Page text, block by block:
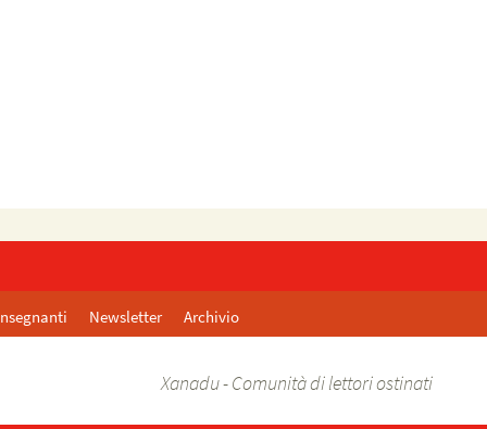
Newsletter Archivio
Xanadu - Comunità di lettori ostinati